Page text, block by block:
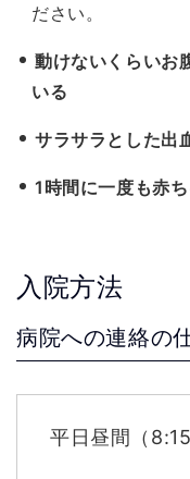
ださい。
動けないくらいお
いる
サラサラとした出
1時間に一度も赤
入院方法
病院への連絡の
平日昼間（